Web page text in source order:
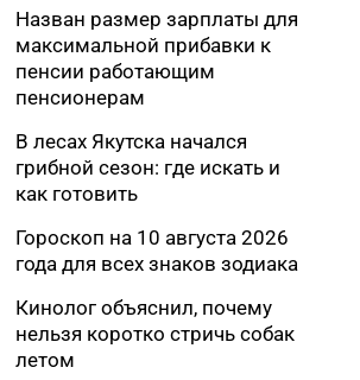
Назван размер зарплаты для
максимальной прибавки к
пенсии работающим
пенсионерам
В лесах Якутска начался
грибной сезон: где искать и
как готовить
Гороскоп на 10 августа 2026
года для всех знаков зодиака
Кинолог объяснил, почему
нельзя коротко стричь собак
летом